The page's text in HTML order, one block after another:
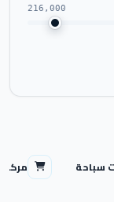
216,000
سباحة مركز